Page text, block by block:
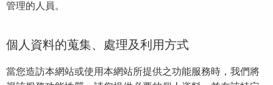
管理的人員。
個人資料的蒐集、處理及利用方式
當您造訪本網站或使用本網站所提供之功能服務時，我們將